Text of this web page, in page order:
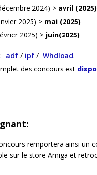
2024) > avril (2025)
2025) > mai (2025)
2025) > juin(2025)
adf / ipf / Whdload.
des concours est
remportera ainsi un
sur le store Amiga et